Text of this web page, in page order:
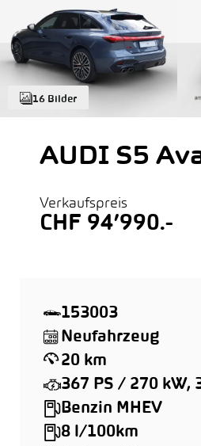
16 Bilder
AUDI S5
Verkaufspreis
CHF 94’990.-
153003
Neufahrzeug
20 km
367 PS / 270 kW,
Benzin MHEV
8 l/100km